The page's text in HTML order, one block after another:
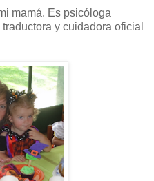
mamá. Es psicóloga
y cuidadora oficial